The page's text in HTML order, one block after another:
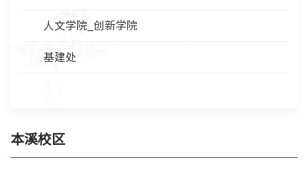
人文学院_创新学院
基建处
本溪校区